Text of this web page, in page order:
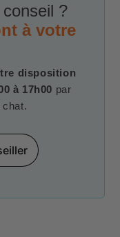
?
à votre
disposition
à 17h00 par
chat.